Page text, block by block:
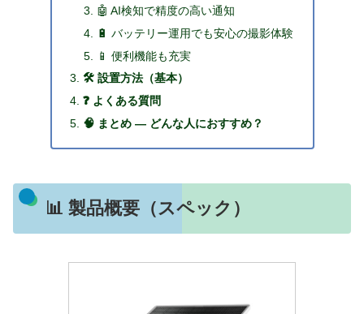
🤖 AI検知で精度の高い通知
🔋 バッテリー運用でも安心の撮影体験
📱 便利機能も充実
🛠 設置方法（基本）
❓ よくある質問
🧠 まとめ — どんな人におすすめ？
📊 製品概要（スペック）